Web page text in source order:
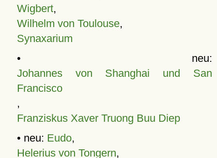
Wigbert,
Wilhelm von Toulouse,
Synaxarium
• neu:
Johannes von Shanghai und San
Francisco
,
Franziskus Xaver Truong Buu Diep
• neu: Eudo,
Helerius von Tongern,